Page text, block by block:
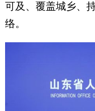
可及、覆盖城乡、
络。